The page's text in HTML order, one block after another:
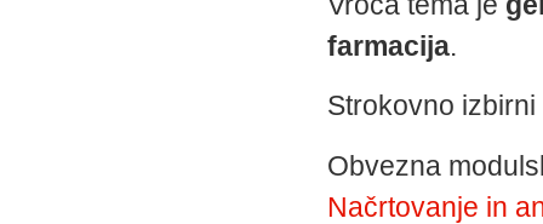
farmacija.
Strokovno
Obvezna
Načrtovanje in